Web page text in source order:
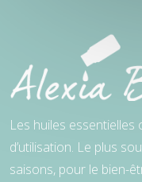
Les huiles
d’utilisation. Le plus
saisons, pour le bien-